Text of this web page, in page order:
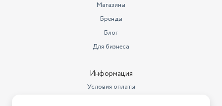
Магазины
Бренды
Блог
Для бизнеса
Информация
Условия оплаты